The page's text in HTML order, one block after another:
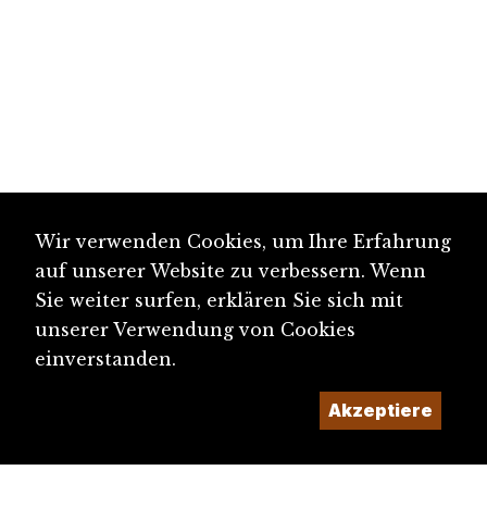
Wir verwenden Cookies, um Ihre Erfahrung
auf unserer Website zu verbessern. Wenn
Sie weiter surfen, erklären Sie sich mit
unserer Verwendung von Cookies
einverstanden.
Akzeptiere